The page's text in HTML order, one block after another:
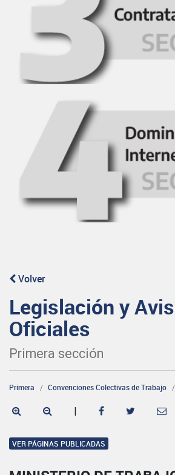
Volver
Legislación y
Oficiales
Primera sección
Primera Convenciones Colectivas de Trabajo
|
VER PÁGINAS PUBLICADAS